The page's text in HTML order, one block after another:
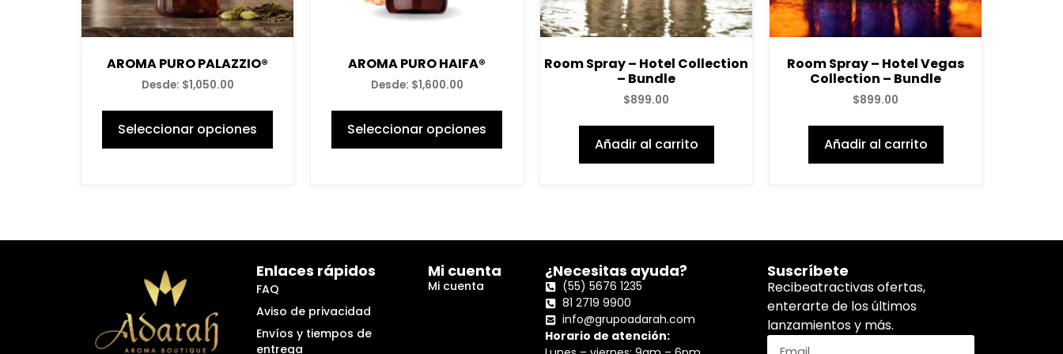
AROMA PURO PALAZZIO®
Desde: $1,050.00
Seleccionar opciones
AROMA PURO HAIFA®
Desde: $1,600.00
Seleccionar opciones
Room Spray – Hotel Collection
– Bundle
$899.00
Añadir al carrito
Room Spray – Hotel Vegas
Collection – Bundle
$899.00
Añadir al carrito
Enlaces rápidos
FAQ
Aviso de privacidad
Envíos y tiempos de
entrega
Mi cuenta
Mi cuenta
¿Necesitas ayuda?
(55) 5676 1235
81 2719 9900
info@grupoadarah.com
Horario de atención:
Suscríbete
Recibeatractivas ofertas,
enterarte de los últimos
lanzamientos y más.